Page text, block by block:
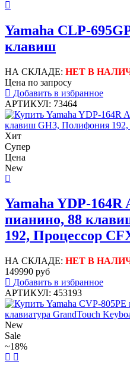
Yamaha CLP-
клавиш
НА СКЛАДЕ: НЕТ В
Цена по запросу
Добавить в избранное
АРТИКУЛ: 73464
Хит
Супер
Цена
New
Yamaha YDP-
пианино, 88
192, Процессор
НА СКЛАДЕ: НЕТ В
149990 руб
Добавить в избранное
АРТИКУЛ: 453193
New
Sale
~18%